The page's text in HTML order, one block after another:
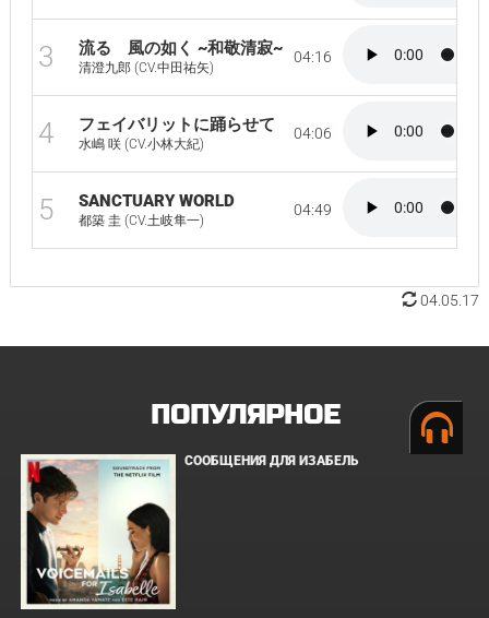
3 流るゝ風の如く ~和敬清寂~
清澄九郎 (CV.中田祐矢)
04:16
4 フェイバリットに踊らせて
水嶋 咲 (CV.小林大紀)
04:06
5 SANCTUARY WORLD
都築 圭 (CV.土岐隼一)
04:49
04.05.17
ПОПУЛЯРНОЕ
СООБЩЕНИЯ ДЛЯ ИЗАБЕЛЬ